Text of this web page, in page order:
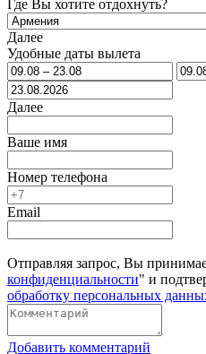
Где Вы хотите отдохнуть?
Далее
Удобные даты вылета
Далее
Ваше имя
Номер телефона
Email
Отправляя запрос, Вы
конфиденциальности" и
обработку персональных
Добавить комментарий